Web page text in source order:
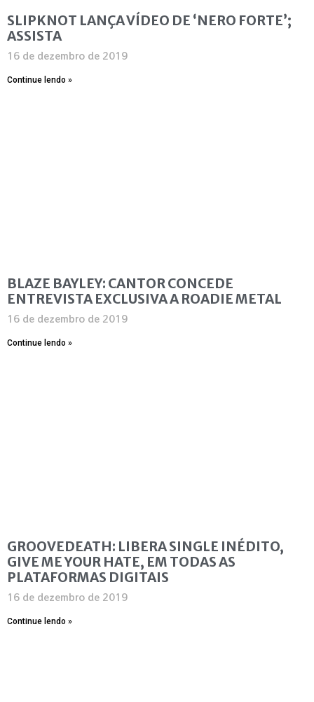
SLIPKNOT LANÇA VÍDEO DE ‘NERO FORTE’;
ASSISTA
16 de dezembro de 2019
Continue lendo »
BLAZE BAYLEY: CANTOR CONCEDE
ENTREVISTA EXCLUSIVA A ROADIE METAL
16 de dezembro de 2019
Continue lendo »
GROOVEDEATH: LIBERA SINGLE INÉDITO,
GIVE ME YOUR HATE, EM TODAS AS
PLATAFORMAS DIGITAIS
16 de dezembro de 2019
Continue lendo »